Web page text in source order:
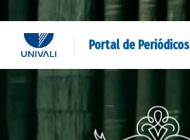
Portal de Periódicos